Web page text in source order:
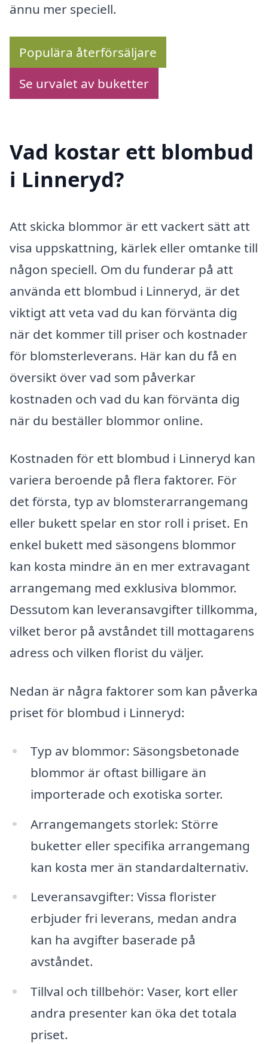
ännu mer speciell.
Populära återförsäljare
Se urvalet av buketter
Vad kostar ett blombud
i Linneryd?
Att skicka blommor är ett vackert sätt att
visa uppskattning, kärlek eller omtanke till
någon speciell. Om du funderar på att
använda ett blombud i Linneryd, är det
viktigt att veta vad du kan förvänta dig
när det kommer till priser och kostnader
för blomsterleverans. Här kan du få en
översikt över vad som påverkar
kostnaden och vad du kan förvänta dig
när du beställer blommor online.
Kostnaden för ett blombud i Linneryd kan
variera beroende på flera faktorer. För
det första, typ av blomsterarrangemang
eller bukett spelar en stor roll i priset. En
enkel bukett med säsongens blommor
kan kosta mindre än en mer extravagant
arrangemang med exklusiva blommor.
Dessutom kan leveransavgifter tillkomma,
vilket beror på avståndet till mottagarens
adress och vilken florist du väljer.
Nedan är några faktorer som kan påverka
priset för blombud i Linneryd:
Typ av blommor: Säsongsbetonade
blommor är oftast billigare än
importerade och exotiska sorter.
Arrangemangets storlek: Större
buketter eller specifika arrangemang
kan kosta mer än standardalternativ.
Leveransavgifter: Vissa florister
erbjuder fri leverans, medan andra
kan ha avgifter baserade på
avståndet.
Tillval och tillbehör: Vaser, kort eller
andra presenter kan öka det totala
priset.